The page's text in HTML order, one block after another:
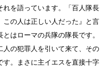
を語っています。「百人隊長
この人は正しい人だった』と言
はローマの兵隊の隊長です。
の犯罪人を引いて来て、その
。まさに主イエスを直接十字